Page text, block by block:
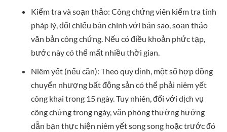
Kiểm tra và soạn thảo: Công chứng viên kiểm tra tính
pháp lý, đối chiếu bản chính với bản sao, soạn thảo
văn bản công chứng. Nếu có điều khoản phức tạp,
bước này có thể mất nhiều thời gian.
Niêm yết (nếu cần): Theo quy định, một số hợp đồng
chuyển nhượng bất động sản có thể phải niêm yết
công khai trong 15 ngày. Tuy nhiên, đối với dịch vụ
công chứng trong ngày, văn phòng thường hướng
dẫn bạn thực hiện niêm yết song song hoặc trước đó